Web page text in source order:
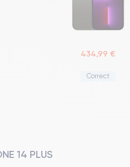
434,99 €
Correct
14 PLUS